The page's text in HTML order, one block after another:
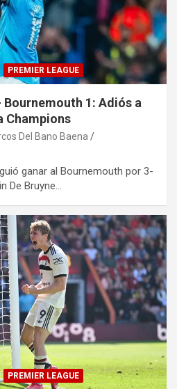
PREMIER LEAGUE
1: Adiós a
Champions
Del Bano Baena
ganar al Bournemouth por 3-
De Bruyne…
PREMIER LEAGUE